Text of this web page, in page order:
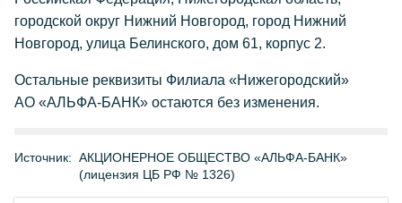
городской округ Нижний Новгород, город Нижний
Новгород, улица Белинского, дом 61, корпус 2.
Остальные реквизиты Филиала «Нижегородский»
АО «АЛЬФА-БАНК» остаются без изменения.
Источник: АКЦИОНЕРНОЕ ОБЩЕСТВО «АЛЬФА-БАНК»
(лицензия ЦБ РФ № 1326)